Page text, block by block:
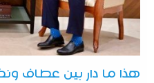
هذا ما دار بين عطاف